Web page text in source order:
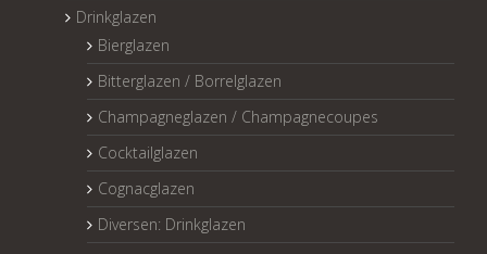
Drinkglazen
Bierglazen
Bitterglazen / Borrelglazen
Champagneglazen / Champagnecoupes
Cocktailglazen
Cognacglazen
Diversen: Drinkglazen